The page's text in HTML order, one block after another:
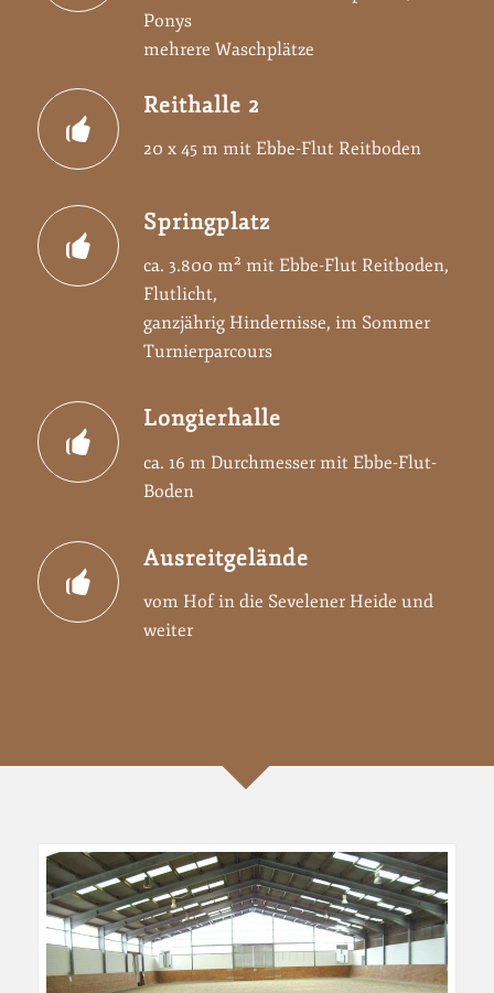
Ponys
mehrere Waschplätze
Reithalle 2
20 x 45 m mit Ebbe-Flut Reitboden
Springplatz
ca. 3.800 m² mit Ebbe-Flut Reitboden,
Flutlicht,
ganzjährig Hindernisse, im Sommer
Turnierparcours
Longierhalle
ca. 16 m Durchmesser mit Ebbe-Flut-
Boden
Ausreitgelände
vom Hof in die Sevelener Heide und
weiter